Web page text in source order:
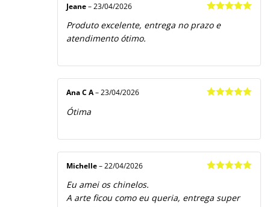
de 5
Jeane – 23/04/2026
Produto excelente, entrega no prazo e
atendimento ótimo.
Ana C A– 23/04/2026
Ótima
Michelle – 22/04/2026
Eu amei os chinelos.
A arte ficou como eu queria, entrega super